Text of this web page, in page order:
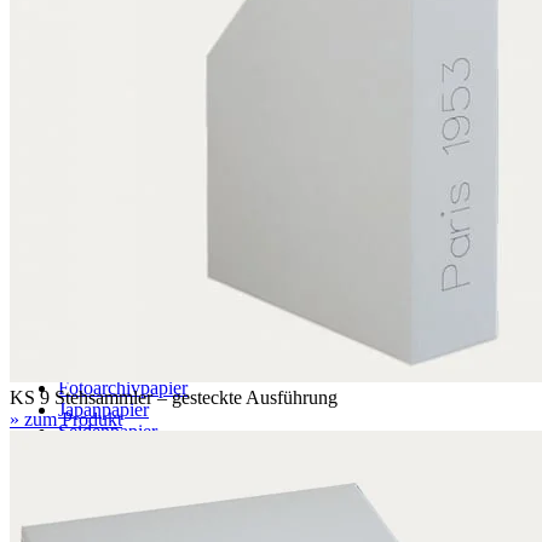
Fotoarchivpapier
Japanpapier
Seidenpapier
KS 9 Stehsammler – gesteckte Ausführung
» zum Produkt